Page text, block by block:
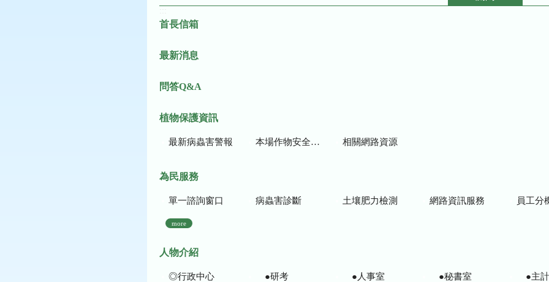
首長信箱
最新消息
問答Q&A
植物保護資訊
最新病蟲害警報 本場作物安全用藥資訊 相關網路資源
為民服務
單一諮詢窗口 病蟲害診斷 土壤肥力檢測 網路資訊服務 員工分
more
人物介紹
◎行政中心 ●研考 ●人事室 ●秘書室 ●主